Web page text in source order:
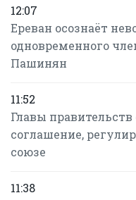
12:07
Ереван осознаёт
одновременного
Пашинян
11:52
Главы
соглашение,
союзе
11:38